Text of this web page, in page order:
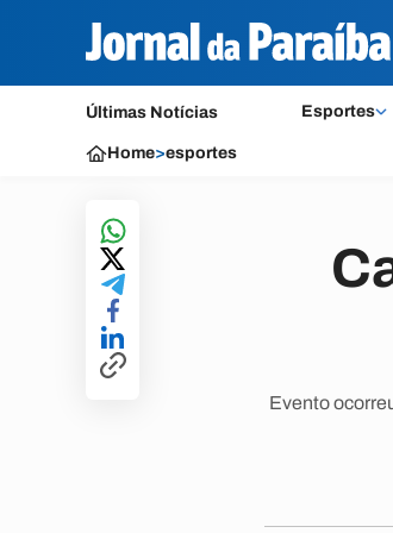
Últimas Notícias Esportes
Home>esportes
Evento